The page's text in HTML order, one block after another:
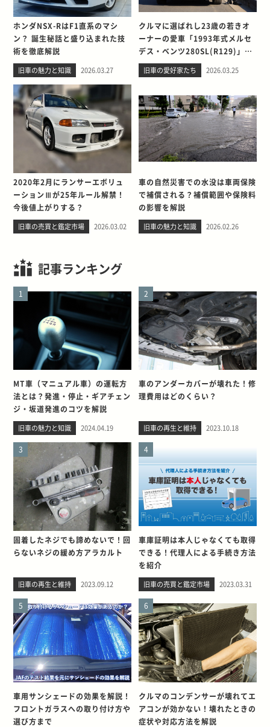
ホンダNSX-RはF1直系のマシ
ン？ 誕生秘話と盛り込まれた技
術を徹底解説
旧車の魅力と知識 2026.03.27
クルマに選ばれし23歳の若きオ
ーナーの愛車「1993年式メルセ
デス・ベンツ280SL(R129)」と
の出会い。そして別れを考える
旧車の愛好家たち 2026.03.25
2020年2月にランサーエボリュ
ーションⅢが25年ルール解禁！
今後値上がりする？
旧車の売買と鑑定市場 2026.03.02
車の自然災害での水没は車両保険
で補償される？補償範囲や保険料
の影響を解説
旧車の魅力と知識 2026.02.26
記事ランキング
1
MT車（マニュアル車）の運転方
法とは？発進・停止・ギアチェン
ジ・坂道発進のコツを解説
旧車の魅力と知識 2024.04.19
2
車のアンダーカバーが壊れた！修
理費用はどのくらい？
旧車の再生と維持 2023.10.18
3
固着したネジでも諦めないで！回
らないネジの緩め方アラカルト
旧車の再生と維持 2023.09.12
4
車庫証明は本人じゃなくても取得
できる！代理人による手続き方法
を紹介
旧車の売買と鑑定市場 2023.03.31
5
車用サンシェードの効果を解説！
フロントガラスへの取り付け方や
選び方まで
6
クルマのコンデンサーが壊れてエ
アコンが効かない！壊れたときの
症状や対応方法を解説